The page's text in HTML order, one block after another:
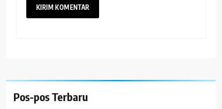
Pos-pos Terbaru